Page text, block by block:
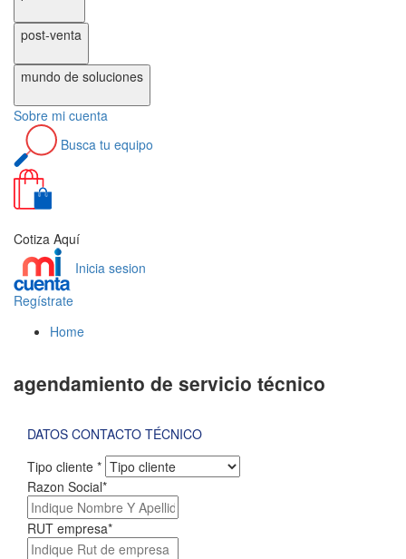
post-venta
mundo de soluciones
Sobre mi cuenta
Busca tu equipo
Cotiza Aquí
Inicia sesion
Regístrate
Home
agendamiento de servicio técnico
DATOS CONTACTO TÉCNICO
Tipo cliente *
Razon Social*
RUT empresa*